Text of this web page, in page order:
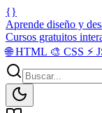
{}
Aprende diseño y
Cursos gratuitos
🌐HTML 🎨 CSS ⚡